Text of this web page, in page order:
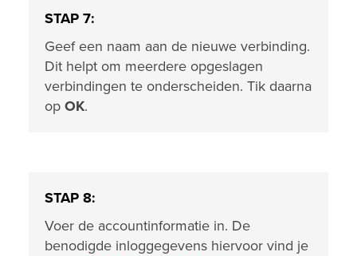
STAP 7:
Geef een naam aan de nieuwe verbinding.
Dit helpt om meerdere opgeslagen
verbindingen te onderscheiden. Tik daarna
op OK.
STAP 8:
Voer de accountinformatie in. De
benodigde inloggegevens hiervoor vind je